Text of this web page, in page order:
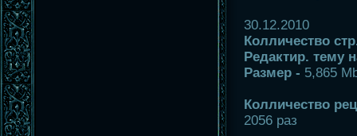
30.12.2010
Колличество
Редактир. тему
Размер - 5,865
Колличество
2056 раз